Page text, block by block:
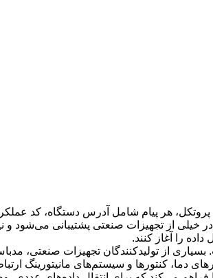
هر پیام شامل آدرس دستگاه، کد
را آغاز کنند.
از تولیدکنندگان تجهیزات صنعتی،
دما، کنتورها و سیستم‌های مانیتورینگ